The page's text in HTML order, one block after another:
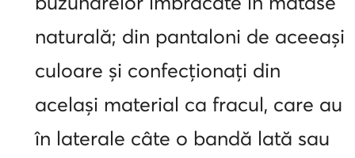
naturală; din pantaloni de aceeași
culoare și confecționați din
același material ca fracul, care au
în laterale câte o bandă lată sau